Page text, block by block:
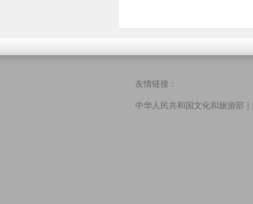
友情链接：
中华人民共和国文化和旅游部